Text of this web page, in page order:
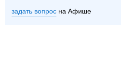
задать вопрос на Афише